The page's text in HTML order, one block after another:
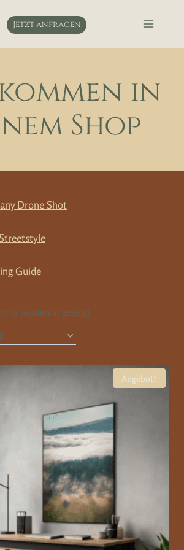
Jetzt anfragen
in
Shop
Drone Shot
Guide
31 werden angezeigt
Angebot!